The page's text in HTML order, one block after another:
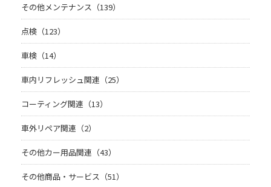
その他メンテナンス（139）
点検（123）
車検（14）
車内リフレッシュ関連（25）
コーティング関連（13）
車外リペア関連（2）
その他カー用品関連（43）
その他商品・サービス（51）